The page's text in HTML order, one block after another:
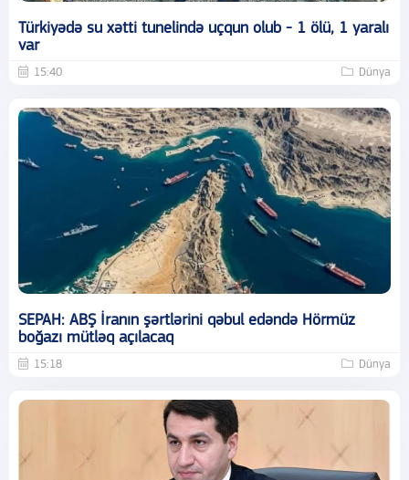
Türkiyədə su xətti tunelində uçqun olub - 1 ölü, 1 yaralı
var
15:40 Dünya
SEPAH: ABŞ İranın şərtlərini qəbul edəndə Hörmüz
boğazı mütləq açılacaq
15:18 Dünya